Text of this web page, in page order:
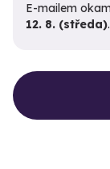
E-mailem
12. 8. (středa).